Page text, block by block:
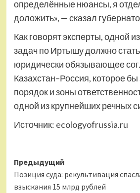
определённые нюансы, я
доложить», — сказал
Как говорят эксперты, одной
задач по Иртышу должно
юридически обязывающее
Казахстан–Россия, которое
порядок и зоны
одной из крупнейших речных
Источник: ecologyofrussia.ru
Навигация
записи
Предыдущий
Позиция суда: рекультивация
взыскания 15 млрд рублей